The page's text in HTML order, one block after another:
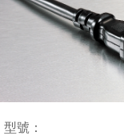
型號：